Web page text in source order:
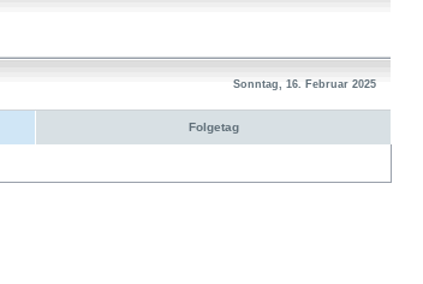
Sonntag, 16. Februar 2025
Folgetag